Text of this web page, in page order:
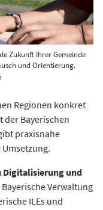
Zukunft Ihrer Gemeinde
und Orientierung.
Regionen konkret
der Bayerischen
praxisnahe
Digitalisierung und
Verwaltung
ILEs und